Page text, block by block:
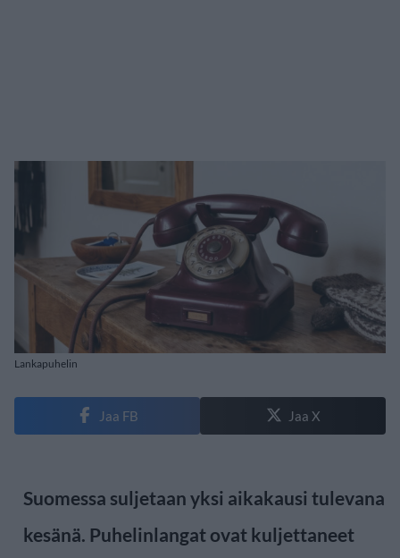
Lankapuhelin
Jaa FB Jaa X
Suomessa suljetaan yksi aikakausi tulevana
kesänä. Puhelinlangat ovat kuljettaneet